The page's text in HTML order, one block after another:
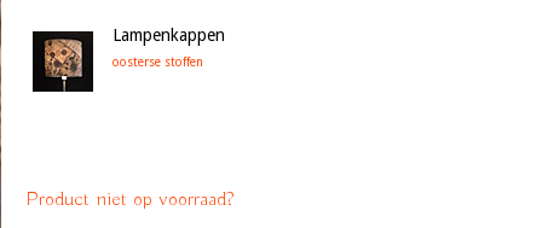
Lampenkappen
oosterse stoffen
Product niet op voorraad?